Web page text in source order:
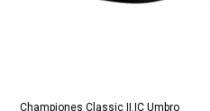
Championes Classic II.IC Umbro